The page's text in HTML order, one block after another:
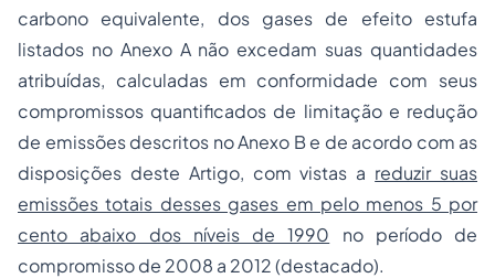
carbono equivalente, dos gases de efeito estufa
listados no Anexo A não excedam suas quantidades
atribuídas, calculadas em conformidade com seus
compromissos quantificados de limitação e redução
de emissões descritos no Anexo B e de acordo com as
disposições deste Artigo, com vistas a reduzir suas
emissões totais desses gases em pelo menos 5 por
cento abaixo dos níveis de 1990 no período de
compromisso de 2008 a 2012 (destacado).